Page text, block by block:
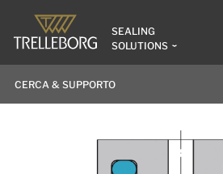
SEALING
SOLUTIONS